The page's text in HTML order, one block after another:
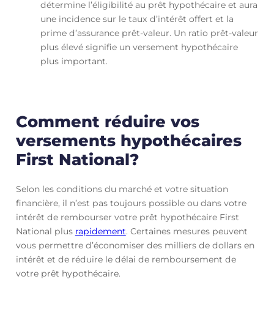
détermine l’éligibilité au prêt hypothécaire et aura
une incidence sur le taux d’intérêt offert et la
prime d’assurance prêt-valeur. Un ratio prêt-valeur
plus élevé signifie un versement hypothécaire
plus important.
Comment réduire vos
versements hypothécaires
First National?
Selon les conditions du marché et votre situation
financière, il n’est pas toujours possible ou dans votre
intérêt de rembourser votre prêt hypothécaire First
National plus rapidement. Certaines mesures peuvent
vous permettre d’économiser des milliers de dollars en
intérêt et de réduire le délai de remboursement de
votre prêt hypothécaire.